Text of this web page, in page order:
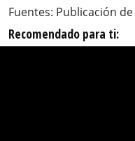
Fuentes: Publicación de
Recomendado para ti: